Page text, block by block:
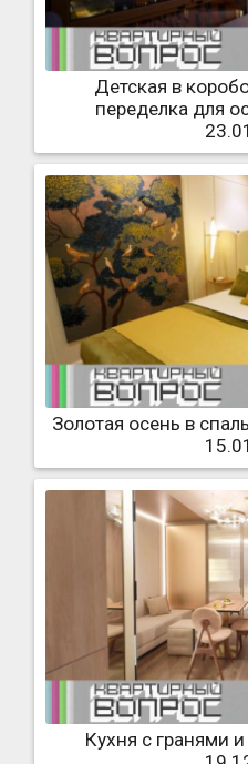
Детская в
переделка для
Золотая осень в
Кухня с гранями